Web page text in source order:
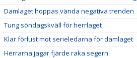
Damlaget hoppas vända negativa trenden
Tung söndagskväll för herrlaget
Klar förlust mot serieledarna för damlaget
Herrarna jagar fjärde raka segern